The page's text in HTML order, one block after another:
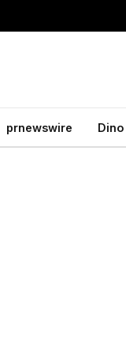
prnewswire Dino